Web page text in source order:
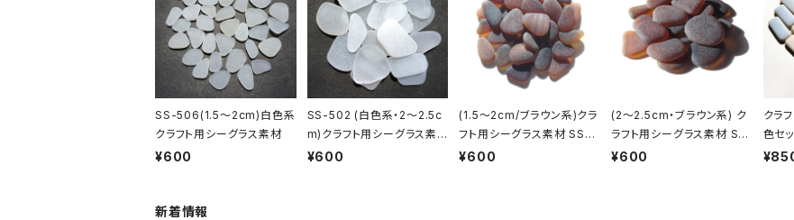
SS-506(1.5～2cm)白色系
クラフト用シーグラス素材
¥600
SS-502 (白色系・2～2.5c
m)クラフト用シーグラス素
材
¥600
(1.5～2cm/ブラウン系)クラ
フト用シーグラス素材 SS-4
85
¥600
(2～2.5cm・ブラウン系) ク
ラフト用シーグラス素材 SS
-484
¥600
クラ
色セ
新着情報